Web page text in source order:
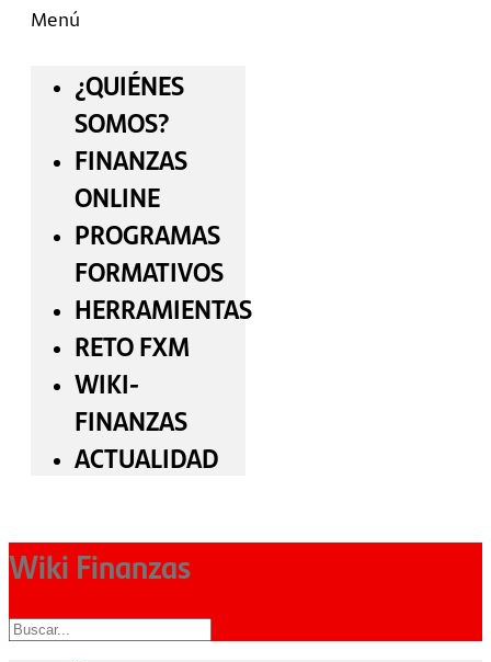
Menú
¿QUIÉNES
SOMOS?
FINANZAS
ONLINE
PROGRAMAS
FORMATIVOS
HERRAMIENTAS
RETO FXM
WIKI-
FINANZAS
ACTUALIDAD
Wiki Finanzas